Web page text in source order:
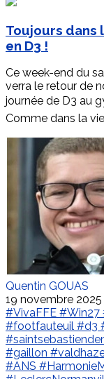
Toujours dans
en D3 !
Ce week-end du
verra le retour de
journée de D3 au
Comme dans la
Quentin GOUAS
19 novembre 2025
#VivaFFE #Win27
#footfauteuil #d3
#gaillon
#ANS